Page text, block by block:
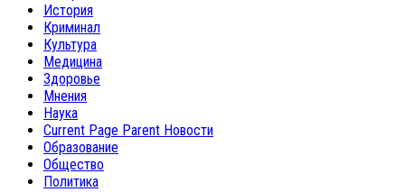
История
Криминал
Культура
Медицина
Здоровье
Мнения
Наука
Current Page Parent Новости
Образование
Общество
Политика